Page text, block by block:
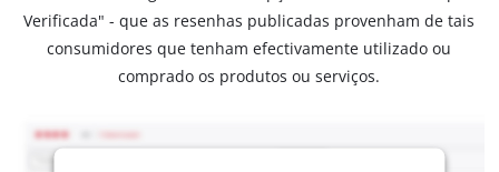
Verificada" - que as resenhas publicadas provenham de tais
consumidores que tenham efectivamente utilizado ou
comprado os produtos ou serviços.